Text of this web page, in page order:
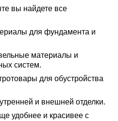
вы найдете все
для фундамента и
материалы и
систем.
для обустройства
и внешней отделки.
удобнее и красивее с